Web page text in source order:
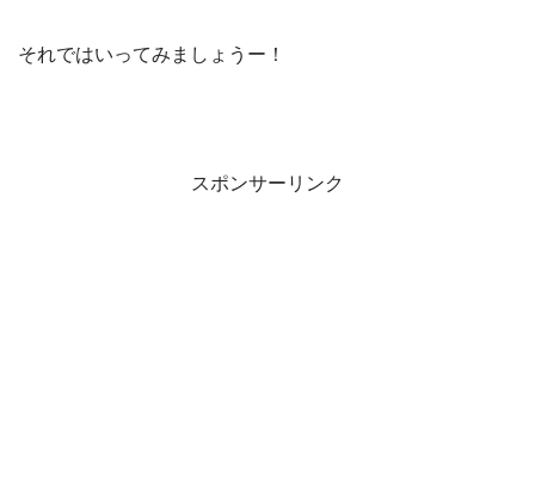
それではいってみましょうー！
スポンサーリンク